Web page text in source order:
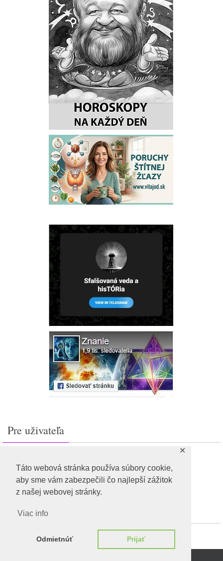
Táto webová stránka používa súbory cookie,
aby sme vám zabezpečili čo najlepší zážitok
z našej webovej stránky.
Viac info
Odmietnúť Prijať
✕
Pre uživateľa
Feed záznamov
RSS feed komentárov
WordPress.org